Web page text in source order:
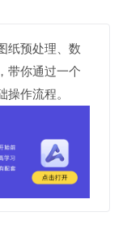
纸预处理、数
带你通过一个
操作流程。